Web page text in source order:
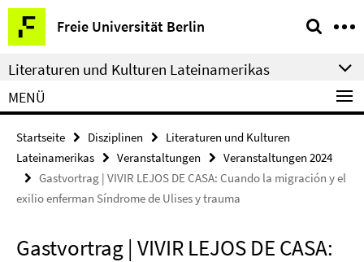
Springe
direkt
zu
Inhalt
Freie Universität Berlin
Service-
Navigation
Literaturen und Kulturen Lateinamerikas
MENÜ
Startseite Disziplinen
Literaturen und Kulturen
Lateinamerikas
Veranstaltungen
Veranstaltungen 2024
Gastvortrag | VIVIR LEJOS DE CASA: Cuando la migración y el
exilio enferman Síndrome de Ulises y trauma
Gastvortrag | VIVIR LEJOS DE CASA: